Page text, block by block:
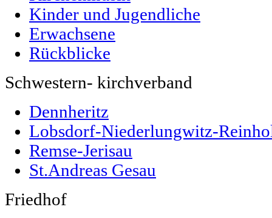
Kinder und Jugendliche
Erwachsene
Rückblicke
Schwestern- kirchverband
Dennheritz
Lobsdorf-Niederlungwitz-
Remse-Jerisau
St.Andreas Gesau
Friedhof